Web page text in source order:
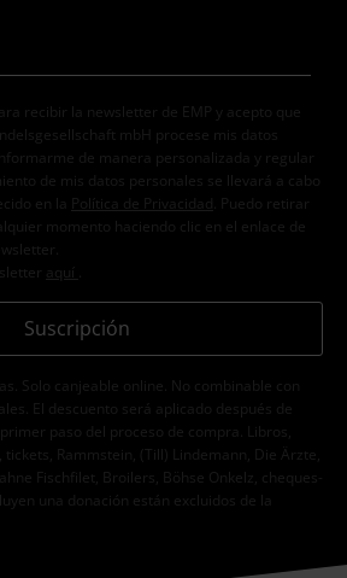
recibir la newsletter de EMP y acepto que
mbH procese mis datos
de manera personalizada y regular
de mis datos personales se llevará a cabo
en la
Política de Privacidad . Puedo retirar
momento haciendo clic en el enlace de
aquí
Suscripción
Solo canjeable online. No combinable con
El descuento será aplicado después de
paso del proceso de compra. Libros,
tickets, Rammstein, (Till) Lindemann, Die Ärzte,
Fischfilet, Broilers, Böhse Onkelz, cheques-
una donación están excluidos de la